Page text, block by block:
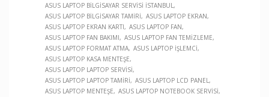
ASUS LAPTOP BILGISAYAR SERVISI İSTANBUL
ASUS LAPTOP BILGISAYAR TAMIRI
ASUS LAPTOP EKRAN
ASUS LAPTOP EKRAN KARTI
ASUS LAPTOP FAN
ASUS LAPTOP FAN BAKIMI
ASUS LAPTOP FAN TEMIZLEME
ASUS LAPTOP FORMAT ATMA ASUS LAPTOP İŞLEMCI
ASUS LAPTOP KASA MENTEŞE
ASUS LAPTOP LAPTOP SERVISI
ASUS LAPTOP LAPTOP TAMIRI
ASUS LAPTOP LCD PANEL
ASUS LAPTOP MENTEŞE
ASUS LAPTOP NOTEBOOK SERVISI